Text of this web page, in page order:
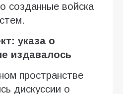
созданные войска
указа о
издавалось
пространстве
дискуссии о